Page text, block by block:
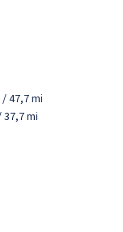
47,7 mi
37,7 mi